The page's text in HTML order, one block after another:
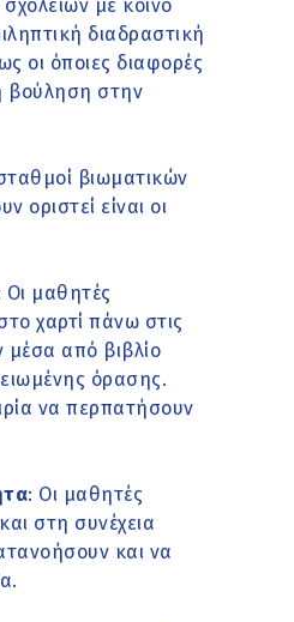
με κοινό
διαδραστική
οι όποιες διαφορές
βούληση στην
βιωματικών
οριστεί είναι οι
Οι μαθητές
χαρτί πάνω στις
μέσα από βιβλίο
όρασης.
να περπατήσουν
: Οι μαθητές
στη συνέχεια
και να